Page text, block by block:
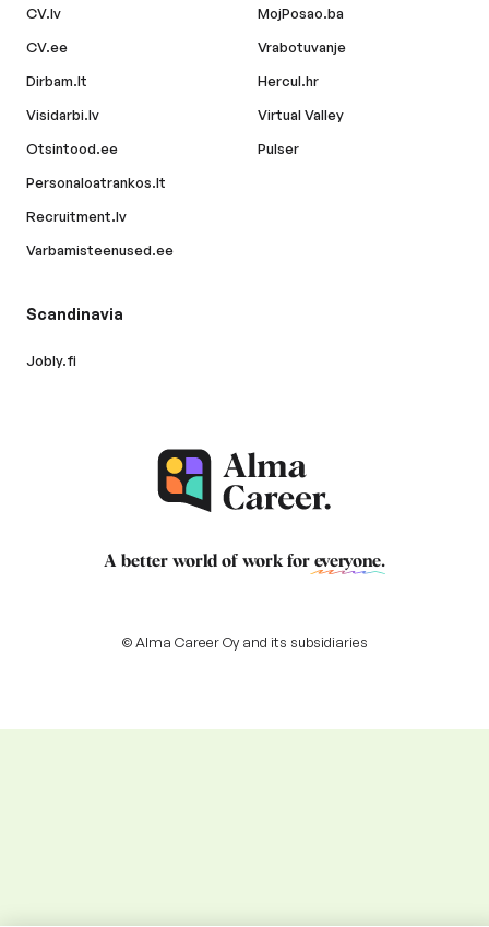
CV.lv
CV.ee
Dirbam.lt
Visidarbi.lv
Otsintood.ee
Personaloatrankos.lt
Recruitment.lv
Varbamisteenused.ee
MojPosao.ba
Vrabotuvanje
Hercul.hr
Virtual Valley
Pulser
Scandinavia
Jobly.fi
A better world of work for everyone.
© Alma Career Oy and its subsidiaries